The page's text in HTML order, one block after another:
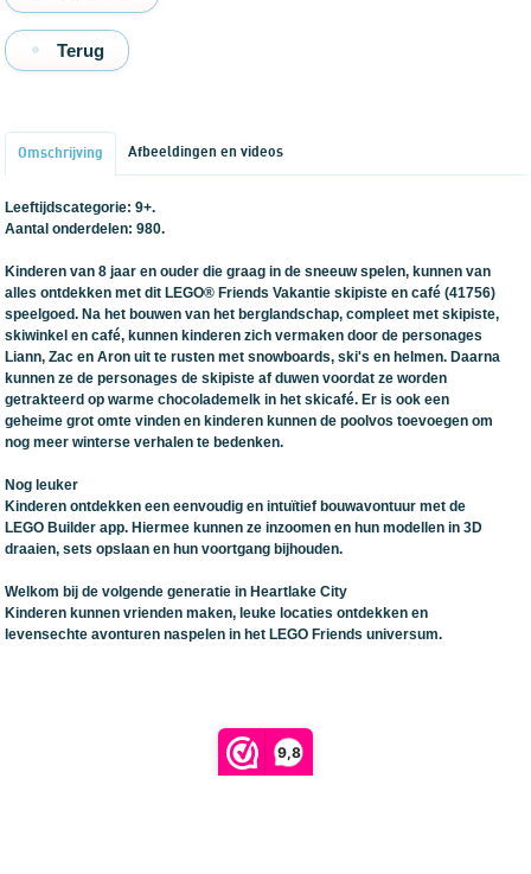
9,8
Terug
Omschrijving Afbeeldingen en videos
Leeftijdscategorie: 9+.
Aantal onderdelen: 980.
Kinderen van 8 jaar en ouder die graag in de sneeuw spelen, kunnen van
alles ontdekken met dit LEGO® Friends Vakantie skipiste en café (41756)
speelgoed. Na het bouwen van het berglandschap, compleet met skipiste,
skiwinkel en café, kunnen kinderen zich vermaken door de personages
Liann, Zac en Aron uit te rusten met snowboards, ski's en helmen. Daarna
kunnen ze de personages de skipiste af duwen voordat ze worden
getrakteerd op warme chocolademelk in het skicafé. Er is ook een
geheime grot omte vinden en kinderen kunnen de poolvos toevoegen om
nog meer winterse verhalen te bedenken.
Nog leuker
Kinderen ontdekken een eenvoudig en intuïtief bouwavontuur met de
LEGO Builder app. Hiermee kunnen ze inzoomen en hun modellen in 3D
draaien, sets opslaan en hun voortgang bijhouden.
Welkom bij de volgende generatie in Heartlake City
Kinderen kunnen vrienden maken, leuke locaties ontdekken en
levensechte avonturen naspelen in het LEGO Friends universum.